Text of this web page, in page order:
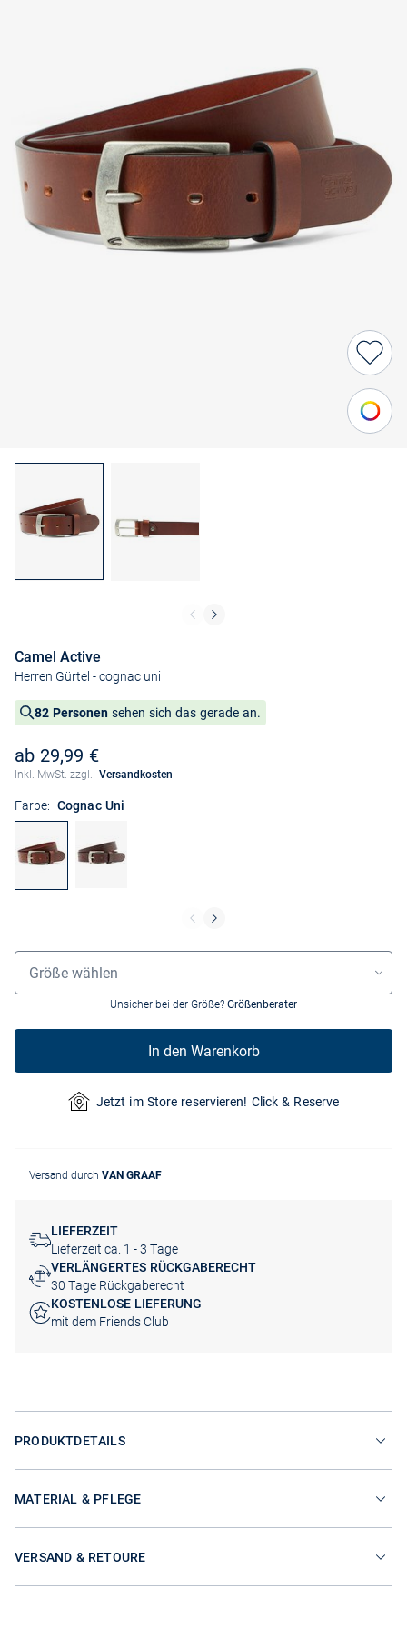
Camel Active
Herren Gürtel - cognac uni
82 Personen sehen sich das gerade an.
ab 29,99 €
Inkl. MwSt. zzgl. Versandkosten
Farbe: Cognac Uni
Größenauswahl
Größe wählen
Unsicher bei der Größe? Größenberater
In den Warenkorb
Jetzt im Store reservieren! Click & Reserve
Versand durch VAN GRAAF
LIEFERZEIT
Lieferzeit ca. 1 - 3 Tage
VERLÄNGERTES RÜCKGABERECHT
30 Tage Rückgaberecht
KOSTENLOSE LIEFERUNG
mit dem Friends Club
PRODUKTDETAILS
MATERIAL & PFLEGE
VERSAND & RETOURE